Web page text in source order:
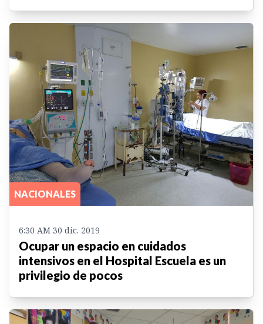
NACIONALES
6:30 AM 30 dic. 2019
Ocupar un espacio en cuidados
intensivos en el Hospital Escuela es un
privilegio de pocos